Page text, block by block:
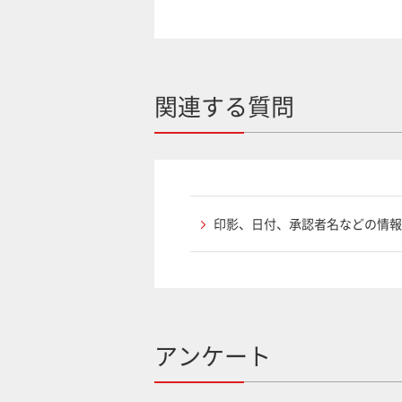
関連する質問
印影、日付、承認者名などの情
アンケート